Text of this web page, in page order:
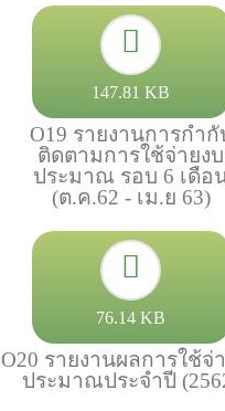
147.81 KB
O19 รายงานการกำกั
ติดตามการใช้จ่ายงบ
ประมาณ รอบ 6 เดือ
(ต.ค.62 - เม.ย 63)
76.14 KB
O20 รายงานผลการใช้จ่
ประมาณประจำปี